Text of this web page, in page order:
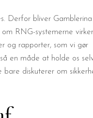
Derfor bliver Gamblerina
RNG-systemerne
og rapporter, som vi gør
en måde at holde os
diskuterer om